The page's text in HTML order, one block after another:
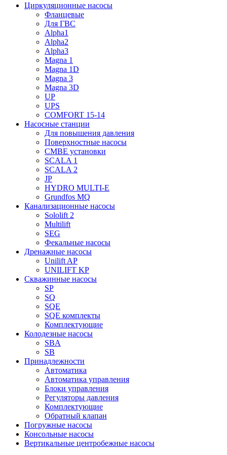
Циркуляционные насосы
Фланцевые
Для ГВС
Alpha1
Alpha2
Alpha3
Magna 1
Magna 1D
Magna 3
Magna 3D
UP
UPS
COMFORT 15-14
Насосные станции
Для повышения давления
Поверхностные насосы
CMBE установки
SCALA 1
SCALA 2
JP
HYDRO MULTI-E
Grundfos MQ
Канализационные насосы
Sololift 2
Multilift
SEG
Фекальные насосы
Дренажные насосы
Unilift AP
UNILIFT KP
Скважинные насосы
SP
SQ
SQE
SQE комплекты
Комплектующие
Колодезные насосы
SBA
SB
Принадлежности
Автоматика
Автоматика управления
Блоки управления
Регуляторы давления
Комплектующие
Обратный клапан
Погружные насосы
Консольные насосы
Вертикальные центробежные насосы